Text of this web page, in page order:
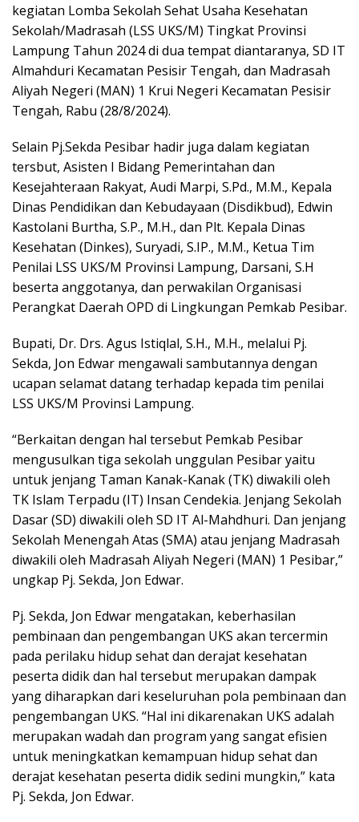
kegiatan Lomba Sekolah Sehat Usaha Kesehatan
Sekolah/Madrasah (LSS UKS/M) Tingkat Provinsi
Lampung Tahun 2024 di dua tempat diantaranya, SD IT
Almahduri Kecamatan Pesisir Tengah, dan Madrasah
Aliyah Negeri (MAN) 1 Krui Negeri Kecamatan Pesisir
Tengah, Rabu (28/8/2024).
Selain Pj.Sekda Pesibar hadir juga dalam kegiatan
tersbut, Asisten I Bidang Pemerintahan dan
Kesejahteraan Rakyat, Audi Marpi, S.Pd., M.M., Kepala
Dinas Pendidikan dan Kebudayaan (Disdikbud), Edwin
Kastolani Burtha, S.P., M.H., dan Plt. Kepala Dinas
Kesehatan (Dinkes), Suryadi, S.IP., M.M., Ketua Tim
Penilai LSS UKS/M Provinsi Lampung, Darsani, S.H
beserta anggotanya, dan perwakilan Organisasi
Perangkat Daerah OPD di Lingkungan Pemkab Pesibar.
Bupati, Dr. Drs. Agus Istiqlal, S.H., M.H., melalui Pj.
Sekda, Jon Edwar mengawali sambutannya dengan
ucapan selamat datang terhadap kepada tim penilai
LSS UKS/M Provinsi Lampung.
“Berkaitan dengan hal tersebut Pemkab Pesibar
mengusulkan tiga sekolah unggulan Pesibar yaitu
untuk jenjang Taman Kanak-Kanak (TK) diwakili oleh
TK Islam Terpadu (IT) Insan Cendekia. Jenjang Sekolah
Dasar (SD) diwakili oleh SD IT Al-Mahdhuri. Dan jenjang
Sekolah Menengah Atas (SMA) atau jenjang Madrasah
diwakili oleh Madrasah Aliyah Negeri (MAN) 1 Pesibar,”
ungkap Pj. Sekda, Jon Edwar.
Pj. Sekda, Jon Edwar mengatakan, keberhasilan
pembinaan dan pengembangan UKS akan tercermin
pada perilaku hidup sehat dan derajat kesehatan
peserta didik dan hal tersebut merupakan dampak
yang diharapkan dari keseluruhan pola pembinaan dan
pengembangan UKS. “Hal ini dikarenakan UKS adalah
merupakan wadah dan program yang sangat efisien
untuk meningkatkan kemampuan hidup sehat dan
derajat kesehatan peserta didik sedini mungkin,” kata
Pj. Sekda, Jon Edwar.